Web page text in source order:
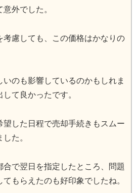
外でした。
考慮しても、この価格はかなりの
いのも影響しているのかもしれま
て良かったです。
望した日程で売却手続きもスムー
た。
合で翌日を指定したところ、問題
てもらえたのも好印象でしたね。